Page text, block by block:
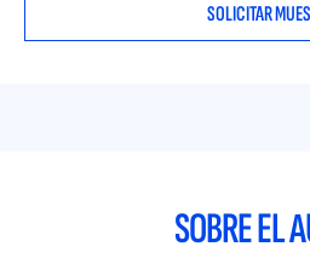
Esto significa más de cincuenta mil
aspectos en diferentes países y las
empleados y la empresa en
SOLICITAR
SOBRE EL